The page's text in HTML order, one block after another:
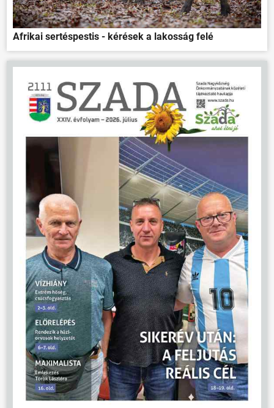
Afrikai sertéspestis - kérések a lakosság felé